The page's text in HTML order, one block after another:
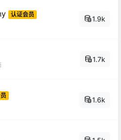
认证会员
1.9k
1.7k
1.6k